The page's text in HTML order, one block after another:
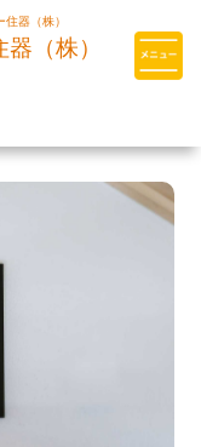
器（株）
（株）